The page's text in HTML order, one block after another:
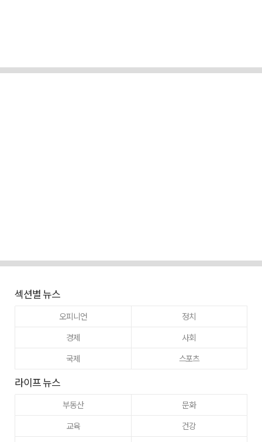
섹션별 뉴스
오피니언
정치
경제
사회
국제
스포츠
라이프 뉴스
부동산
문화
교육
건강